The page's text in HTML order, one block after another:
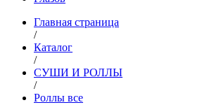
Главная страница
/
Каталог
/
СУШИ И РОЛЛЫ
/
Роллы все